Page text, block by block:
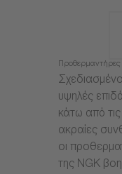
Προθερμαντήρες
υψηλές
κάτω από τις
ακραίες
οι
της NGK